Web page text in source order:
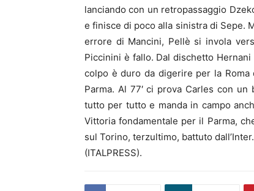
lanciando con un retropassaggio
e finisce di poco alla sinistra di Sepe.
errore di Mancini, Pellè si invola
Piccinini è fallo. Dal dischetto
colpo è duro da digerire per la
Parma. Al 77′ ci prova Carles con
tutto per tutto e manda in campo
Vittoria fondamentale per il Parma,
sul Torino, terzultimo, battuto
(ITALPRESS).